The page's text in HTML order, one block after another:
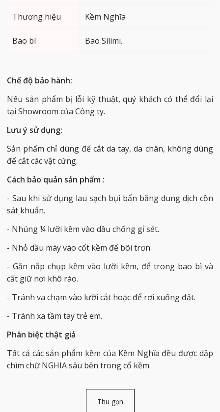
Thương hiệu Kềm Nghĩa
Bao bì Bao Silimi.
Chế độ bảo hành:
Nếu sản phẩm bị lỗi kỹ thuật, quý khách có thể đổi lại
tại Showroom của Công ty.
Lưu ý sử dụng:
Sản phẩm chỉ dùng để cắt da tay, da chân, không dùng
để cắt các vật cứng.
Cách bảo quản sản phẩm :
- Sau khi sử dụng lau sạch bụi bẩn bằng dung dịch cồn
sát khuẩn.
- Nhúng ¼ lưỡi kềm vào dầu chống gỉ sét.
- Nhỏ dầu máy vào cốt kềm để bôi trơn.
- Gắn nắp chụp kềm vào lưỡi kềm, để trong bao bì và
cất giữ nơi khô ráo.
- Tránh va chạm vào lưỡi cắt hoặc để rơi xuống đất.
- Tránh xa tầm tay trẻ em.
Phân biệt thật giả
Tất cả các sản phẩm kềm của Kềm Nghĩa đều được dập
chìm chữ NGHIA sâu bên trong cổ kềm.
Thu gọn